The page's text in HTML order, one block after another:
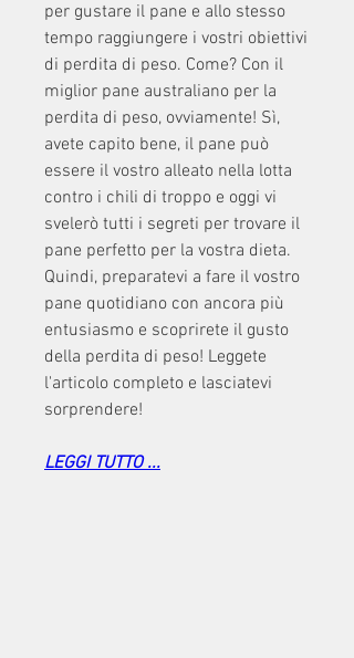
per gustare il pane e allo stesso
tempo raggiungere i vostri obiettivi
di perdita di peso. Come? Con il
miglior pane australiano per la
perdita di peso, ovviamente! Sì,
avete capito bene, il pane può
essere il vostro alleato nella lotta
contro i chili di troppo e oggi vi
svelerò tutti i segreti per trovare il
pane perfetto per la vostra dieta.
Quindi, preparatevi a fare il vostro
pane quotidiano con ancora più
entusiasmo e scoprirete il gusto
della perdita di peso! Leggete
l'articolo completo e lasciatevi
sorprendere!
LEGGI TUTTO ...